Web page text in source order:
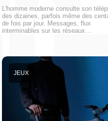
L'homme moderne consulte son
des dizaines, parfois même des
de fois par jour. Messages, flux
interminables sur les réseaux…
JEUX